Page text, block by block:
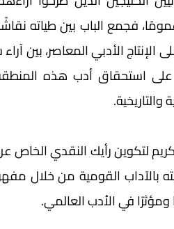
في الأدب العالمي.